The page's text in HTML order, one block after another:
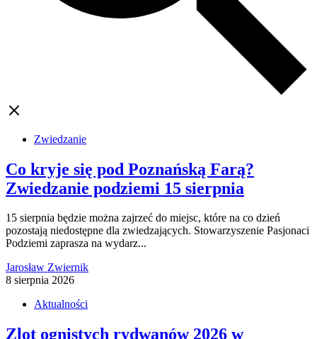
Zwiedzanie
Co kryje się pod Poznańską Farą?
Zwiedzanie podziemi 15 sierpnia
15 sierpnia będzie można zajrzeć do miejsc, które na co dzień
pozostają niedostępne dla zwiedzających. Stowarzyszenie Pasjonaci
Podziemi zaprasza na wydarz...
Jarosław Zwiernik
8 sierpnia 2026
Aktualności
Zlot ognistych rydwanów 2026 w